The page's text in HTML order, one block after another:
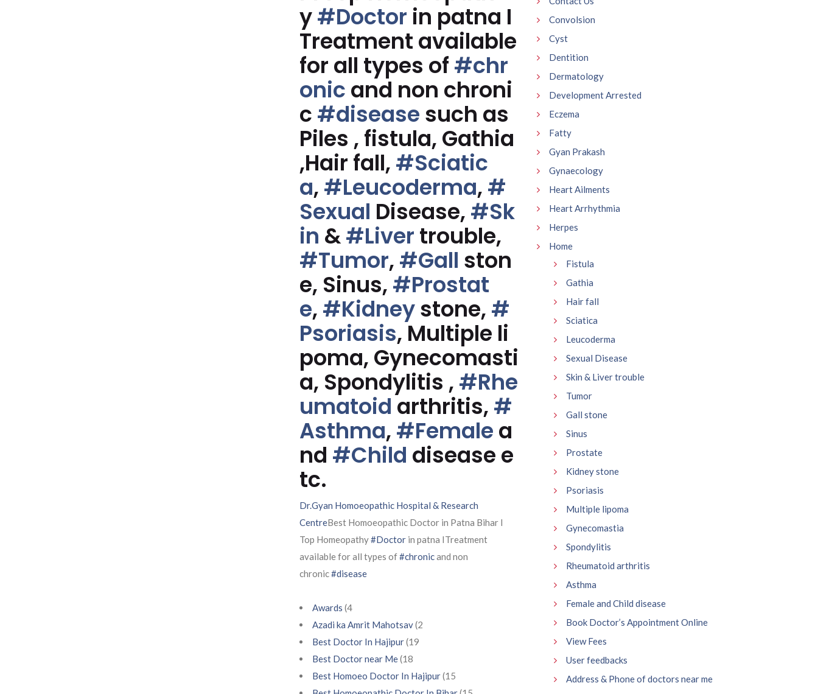
y#Doctor in patna I
Treatment available
for all types of #chr
onic and non chroni
c #disease such as
Piles , fistula, Gathia
,Hair fall, #Sciatic
a, #Leucoderma, #
Sexual Disease, #Sk
in &#Liver trouble,
#Tumor, #Gall ston
e, Sinus, #Prostat
e, #Kidneystone, #
Psoriasis, Multiple li
poma, Gynecomasti
a, Spondylitis , #Rhe
umatoid arthritis, #
Asthma, #Female a
nd #Child disease e
tc.
Dr.Gyan Homoeopathic Hospital & Research
CentreBest Homoeopathic Doctor in Patna Bihar I
Top Homeopathy#Doctor in patna ITreatment
available for all types of#chronicand non
chronic#disease
Awards (4
Azadi ka Amrit Mahotsav(2
Best Doctor In Hajipur(19
Best Doctor near Me(18
Best Homoeo Doctor In Hajipur(15
Convolsion
Cyst
Dentition
Dermatology
Development Arrested
Eczema
Fatty
Gyan Prakash
Gynaecology
Heart Ailments
Heart Arrhythmia
Herpes
Home
Fistula
Gathia
Hair fall
Sciatica
Leucoderma
Sexual Disease
Skin & Liver trouble
Tumor
Gall stone
Sinus
Prostate
Kidney stone
Psoriasis
Multiple lipoma
Gynecomastia
Spondylitis
Rheumatoid arthritis
Asthma
Female and Child disease
Book Doctor’s Appointment Online
View Fees
User feedbacks
Address & Phone of doctors near me